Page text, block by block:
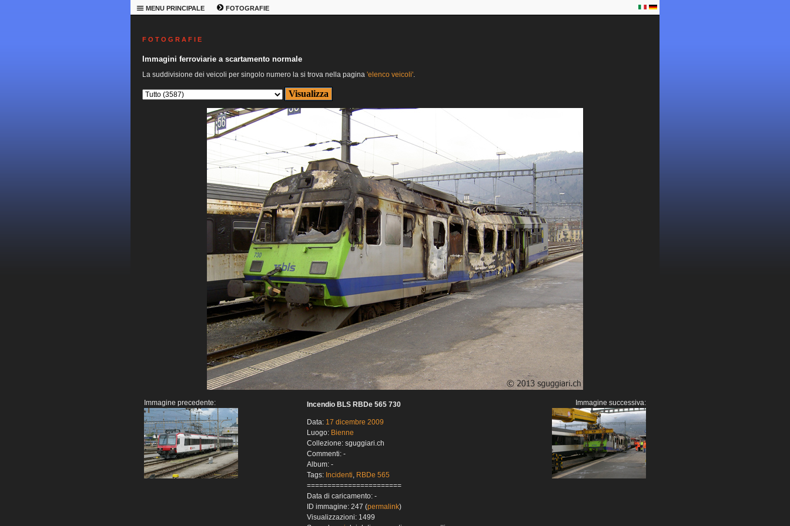
MENU PRINCIPALE FOTOGRAFIE
F O T O G R A F I E
Immagini ferroviarie a scartamento normale
La suddivisione dei veicoli per singolo numero la si trova nella pagina 'elenco veicoli'.
Immagine precedente: Incendio BLS RBDe 565 730
Data: 17 dicembre 2009
Luogo: Bienne
Collezione: sguggiari.ch
Commenti: -
Album: -
Tags: Incidenti, RBDe 565
=======================
Data di caricamento: -
ID immagine: 247 (permalink)
Visualizzazioni: 1499
Immagine successiva: